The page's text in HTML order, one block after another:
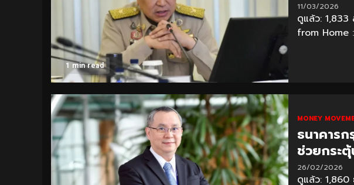
1 min read
11/03/2026
ดูแล้ว: 1,833
from Home
MONEY
ธนาคาร
ช่วยกระ
26/02/2026
ดูแล้ว: 1,860